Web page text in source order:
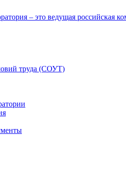
труда (СОУТ)